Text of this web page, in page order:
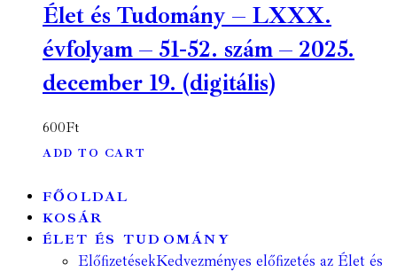
Élet és Tudomány – LXXX.
évfolyam – 51-52. szám – 2025.
december 19. (digitális)
600Ft
ADD TO CART
FŐOLDAL
KOSÁR
ÉLET ÉS TUDOMÁNY
ElőfizetésekKedvezményes előfizetés az Élet és